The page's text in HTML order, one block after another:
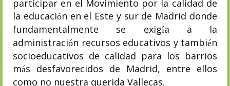
participar en el Movimiento por la calidad de
la educación en el Este y sur de Madrid donde
fundamentalmente se exigía a la
administración recursos educativos y también
socioeducativos de calidad para los barrios
más desfavorecidos de Madrid, entre ellos
como no nuestra querida Vallecas.